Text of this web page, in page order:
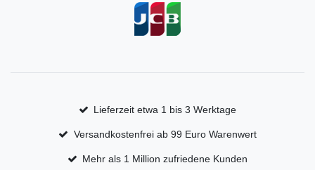
Lieferzeit etwa 1 bis 3 Werktage
Versandkostenfrei ab 99 Euro Warenwert
Mehr als 1 Million zufriedene Kunden